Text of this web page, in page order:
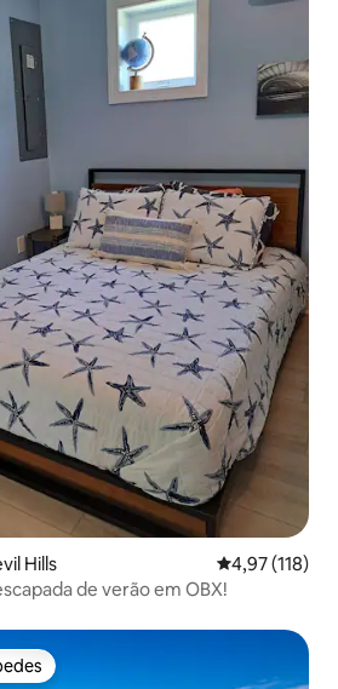
Hills 4,97 de uma
4,97 (118)
de verão em OBX!
dos hóspedes